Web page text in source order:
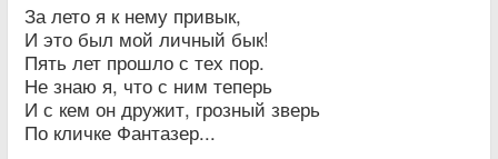
За лето я к нему привык,
И это был мой личный бык!
Пять лет прошло с тех пор.
Не знаю я, что с ним теперь
И с кем он дружит, грозный зверь
По кличке Фантазер...